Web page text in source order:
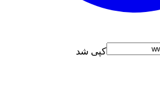
کپی شد